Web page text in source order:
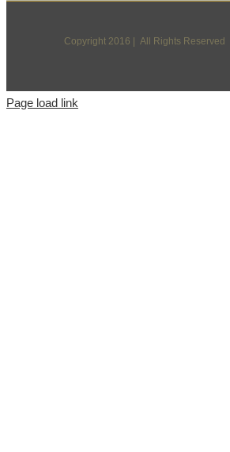
Copyright 2016 | All Rights Reserved |
Page load link